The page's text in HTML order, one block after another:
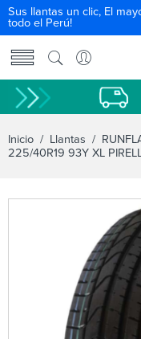
Sus llantas un clic, El
todo el Perú!
Inicio / Llantas /
225/40R19 93Y XL